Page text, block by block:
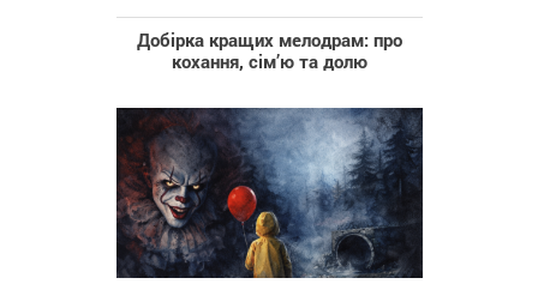
Добірка кращих мелодрам: про
кохання, сім’ю та долю